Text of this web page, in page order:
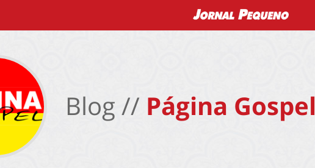
Blog // Página Gospel